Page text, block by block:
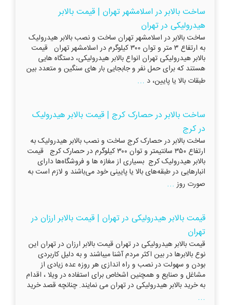
ساخت بالابر در اسلامشهر تهران | قیمت بالابر
هیدرولیکی در تهران
ساخت بالابر در اسلامشهر تهران ساخت و نصب بالابر هیدرولیک
به ارتفاع ۳ متر و توان ۳۰۰ کیلوگرم در اسلامشهر تهران قیمت
بالابر هیدرولیکی تهران انواع بالابر هیدرولیکی، دستگاه هایی
هستند که برای حمل نفر و جابجایی بار های سنگین و متعدد بین
طبقات بالا یا پایین، د ...
ساخت بالابر در حصارک کرج | قیمت بالابر هیدرولیک
در کرج
ساخت بالابر در حصارک کرج ساخت و نصب بالابر هیدرولیک به
ارتفاع ۳۵۰ سانتیمتر و توان ۳۰۰ کیلوگرم در حصارک کرج قیمت
بالابر هیدرولیک کرج بسیاری از مغازه ها و فروشگاه‌ها دارای
انبارهایی در طبقه‌های بالا یا پایینی خود می‌باشند و لازم است به
صورت روز ...
قیمت بالابر هیدرولیکی در تهران | قیمت بالابر ارزان در
تهران
قیمت بالابر هیدرولیکی در تهران قیمت بالابر ارزان در تهران این
نوع بالابرها در بین اکثر مردم آشنا میباشند و به دلیل کاربردی
بودن و سهولت در نصب و راه اندازی هر روزه عده زیادی از
مشاغل و صنایع و همچنین اشخاص برای استفاده در ویلا ، اقدام
به خرید بالابر هیدرولیکی در تهران می نمایند. چنانچه قصد خرید
...